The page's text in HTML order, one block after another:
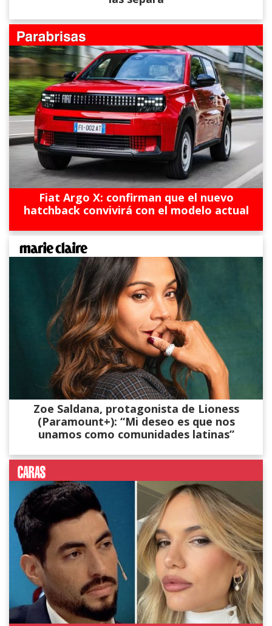
Fiat Argo X: confirman que el nuevo
hatchback convivirá con el modelo actual
Zoe Saldana, protagonista de Lioness
(Paramount+): “Mi deseo es que nos
unamos como comunidades latinas”